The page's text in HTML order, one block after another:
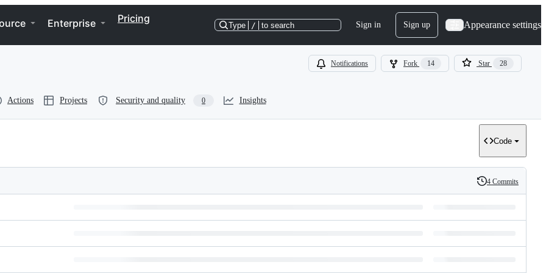
Enterprise Pricing
Type / to search Sign in Sign up Appearance settings
Notifications Fork 14 Star 28
Actions Projects Security and quality 0 Insights
Code
History
4 Commits